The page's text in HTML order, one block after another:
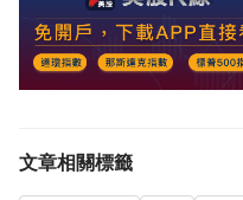
文章相關標籤